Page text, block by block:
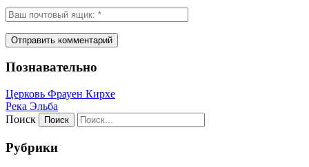
Познавательно
Церковь Фрауен Кирхе
Река Эльба
Поиск
Рубрики